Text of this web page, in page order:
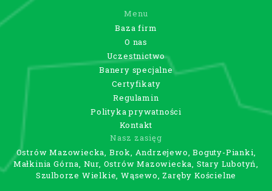
Menu
Baza firm
O nas
Uczestnictwo
Banery specjalne
Certyfikaty
Regulamin
Polityka prywatności
Kontakt
Nasz zasięg
Ostrów Mazowiecka, Brok, Andrzejewo, Boguty-Pianki,
Małkinia Górna, Nur, Ostrów Mazowiecka, Stary Lubotyń,
Szulborze Wielkie, Wąsewo, Zaręby Kościelne